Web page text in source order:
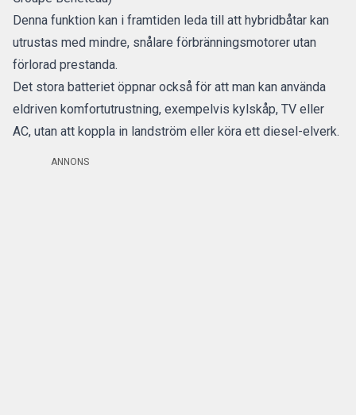
Denna funktion kan i framtiden leda till att hybridbåtar kan
utrustas med mindre, snålare förbränningsmotorer utan
förlorad prestanda.
Det stora batteriet öppnar också för att man kan använda
eldriven komfortutrustning, exempelvis kylskåp, TV eller
AC, utan att koppla in landström eller köra ett diesel-elverk.
ANNONS